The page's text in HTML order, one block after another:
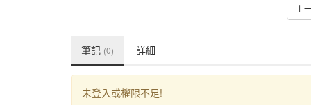
上
筆記 (0) 詳細
未登入或權限不足!